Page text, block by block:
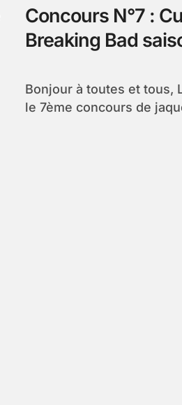
Concours N°7 :
Breaking Bad
Bonjour à toutes et tous, La série choisi pour
le 7ème concours de